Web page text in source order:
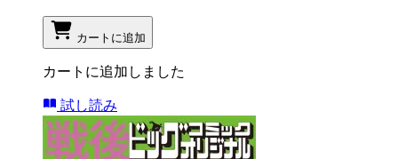
カートに追加
カートに追加しました
試し読み